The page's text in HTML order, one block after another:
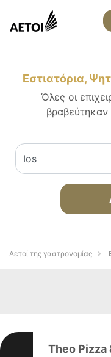
Εστιατόρια,
Όλες οι
Αετοί της γαστρονομίας
Theo Pizza